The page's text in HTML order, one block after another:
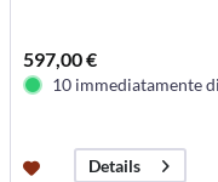
597,00 €
10 immediatamente
Details